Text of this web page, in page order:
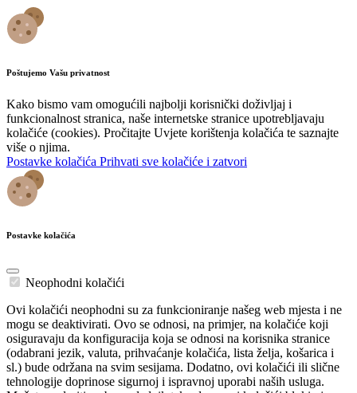
Poštujemo Vašu privatnost
Kako bismo vam omogućili najbolji korisnički doživljaj i
funkcionalnost stranica, naše internetske stranice upotrebljavaju
kolačiće (cookies). Pročitajte Uvjete korištenja kolačića te saznajte
više o njima.
Postavke kolačića Prihvati sve kolačiće i zatvori
Postavke kolačića
Neophodni kolačići
Ovi kolačići neophodni su za funkcioniranje našeg web mjesta i ne
mogu se deaktivirati. Ovo se odnosi, na primjer, na kolačiće koji
osiguravaju da konfiguracija koja se odnosi na korisnika stranice
(odabrani jezik, valuta, prihvaćanje kolačića, lista želja, košarica i
sl.) bude održana na svim sesijama. Dodatno, ovi kolačići ili slične
tehnologije doprinose sigurnoj i ispravnoj uporabi naših usluga.